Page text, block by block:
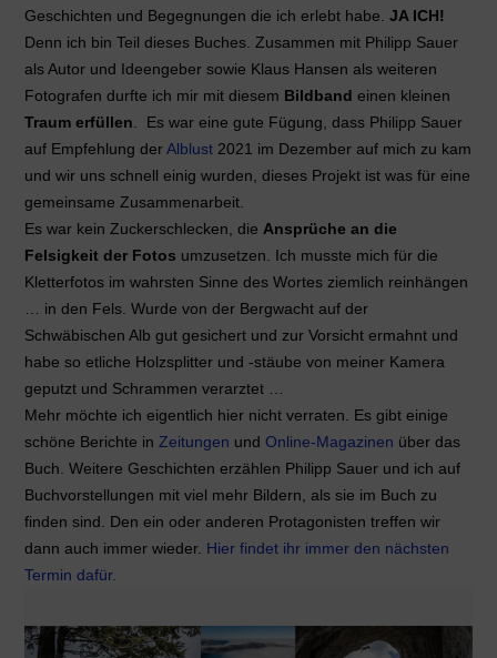
Geschichten und Begegnungen die ich erlebt habe. JA ICH!
Denn ich bin Teil dieses Buches. Zusammen mit Philipp Sauer
als Autor und Ideengeber sowie Klaus Hansen als weiteren
Fotografen durfte ich mir mit diesem Bildband einen kleinen
Traum erfüllen. Es war eine gute Fügung, dass Philipp Sauer
auf Empfehlung derAlblust2021 im Dezember auf mich zu kam
und wir uns schnell einig wurden, dieses Projekt ist was für eine
gemeinsame Zusammenarbeit.
Es war kein Zuckerschlecken, die Ansprüche an die
Felsigkeit der Fotos umzusetzen. Ich musste mich für die
Kletterfotos im wahrsten Sinne des Wortes ziemlich reinhängen
… in den Fels. Wurde von der Bergwacht auf der
Schwäbischen Alb gut gesichert und zur Vorsicht ermahnt und
habe so etliche Holzsplitter und -stäube von meiner Kamera
geputzt und Schrammen verarztet …
Mehr möchte ich eigentlich hier nicht verraten. Es gibt einige
schöne Berichte in Zeitungen und Online-Magazinen über das
Buch. Weitere Geschichten erzählen Philipp Sauer und ich auf
Buchvorstellungen mit viel mehr Bildern, als sie im Buch zu
finden sind. Den ein oder anderen Protagonisten treffen wir
dann auch immer wieder. Hier findet ihr immer den nächsten
Termin dafür.